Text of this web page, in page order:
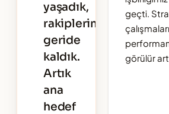
yaşadık,
rakiplerimizden
geride
kaldık.
Artık
ana
hedef
geçti.
görülür